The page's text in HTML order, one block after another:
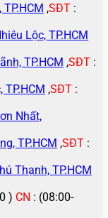
,SĐT :
Lộc, TP.HCM
TP.HCM ,SĐT :
TP.HCM ,SĐT :
Nhất,
TP.HCM ,SĐT :
Thạnh, TP.HCM
) CN : (08:00-